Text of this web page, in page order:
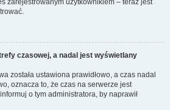
zarejestrowanym użytkownikiem – teraz jest
czasowej, a nadal jest wyświetlany
została ustawiona prawidłowo, a czas nadal
oznacza to, że czas na serwerze jest
o tym administratora, by naprawił